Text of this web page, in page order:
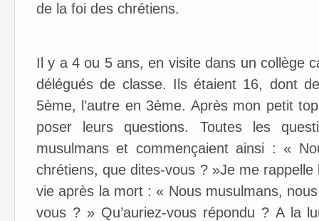
de la foi des chrétiens.
Il y a 4 ou 5 ans, en visite dans un collège
délégués de classe. Ils étaient 16, dont
5ème, l’autre en 3ème. Après mon petit
poser leurs questions. Toutes les
musulmans et commençaient ainsi : «
chrétiens, que dites-vous ? »Je me
vie après la mort : « Nous musulmans,
vous ? » Qu’auriez-vous répondu ? A la